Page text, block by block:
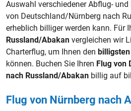
Auswahl verschiedener Abflug-
von Deutschland/Nürnberg nach
erheblich billiger werden kann. Für
Russland/Abakan vergleichen wir
Charterflug, um Ihnen den
können. Buchen Sie Ihren Flug von
nach Russland/Abakan billig auf
Flug von Nürnberg nach